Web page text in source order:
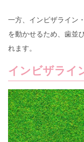
一方、インビザライン
を動かせるため、歯並
れます。
インビザライ